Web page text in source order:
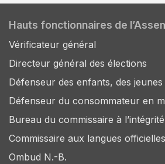
Hauts fonctionnaires de
Vérificateur général
Directeur général des élections
Défenseur des enfants, des jeunes
Défenseur du consommateur en
Bureau du commissaire à l’intégrité
Commissaire aux langues officielles
Ombud N.-B.